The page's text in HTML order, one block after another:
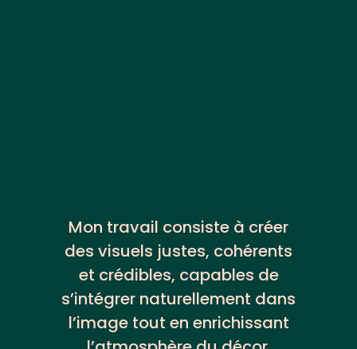
Mon travail consiste à créer
des visuels justes, cohérents
et crédibles, capables de
s’intégrer naturellement dans
l’image tout en enrichissant